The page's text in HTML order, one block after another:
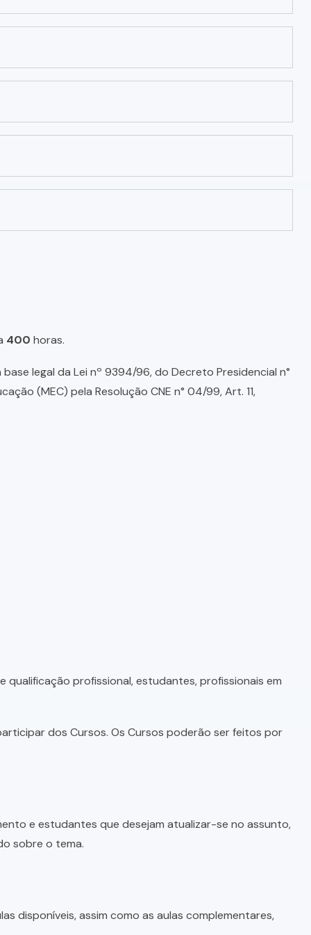
400 horas.
legal da Lei nº 9394/96, do Decreto Presidencial n°
(MEC) pela Resolução CNE n° 04/99, Art. 11,
profissional, estudantes, profissionais em
dos Cursos. Os Cursos poderão ser feitos por
e estudantes que desejam atualizar-se no assunto,
sobre o tema.
disponíveis, assim como as aulas complementares,